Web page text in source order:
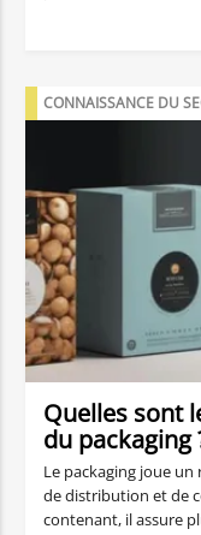
consommateur. Il
marque. Le
sécurité : il préserve
CONNAISSANCE DU
Quelles sont
du packaging
Le packaging joue
de distribution et de
contenant, il assure